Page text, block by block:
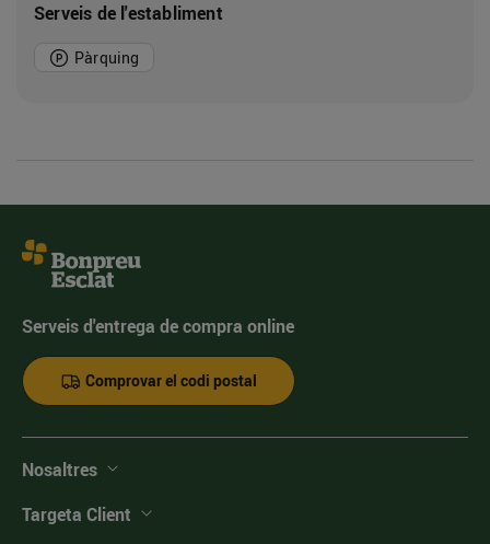
Serveis de l'establiment
Pàrquing
Serveis d'entrega de compra online
Comprovar el codi postal
Nosaltres
Targeta Client